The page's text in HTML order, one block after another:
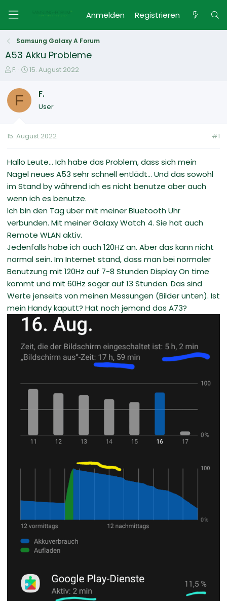
Anmelden Registrieren
Samsung Galaxy A Forum
A53 Akku Probleme
E
s
e
e
F.
E
t
e
t
m
15. August 2022
F F.
User
15. August 2022 #1
Hallo Leute... Ich habe das Problem, dass sich mein
Nagel neues A53 sehr schnell entlädt... Und das sowohl
im Stand by während ich es nicht benutze aber auch
wenn ich es benutze.
Ich bin den Tag über mit meiner Bluetooth Uhr
verbunden. Mit meiner Galaxy Watch 4. Sie hat auch
Remote WLAN aktiv.
Jedenfalls habe ich auch 120HZ an. Aber das kann nicht
normal sein. Im Internet stand, dass man bei normaler
Benutzung mit 120Hz auf 7-8 Stunden Display On time
kommt und mit 60Hz sogar auf 13 Stunden. Das sind
Werte jenseits von meinen Messungen (Bilder unten). Ist
mein Handy kaputt? Hat noch jemand das A73?